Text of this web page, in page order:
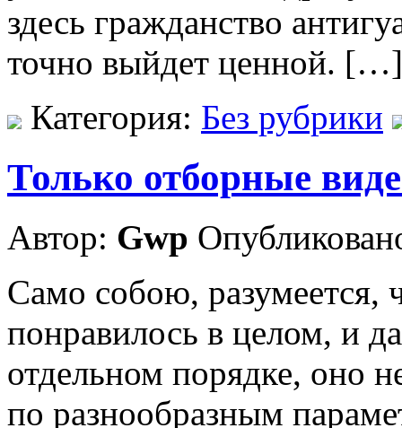
здесь гражданство
точно выйдет ценной. […]
Категория: Без рубрики
Только отборные
Автор: Gwp
Само собою, разумеется,
понравилось в целом, и
отдельном порядке, оно
по разнообразным